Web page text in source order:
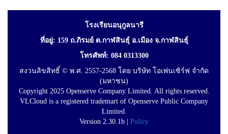
โรงเรียนอนุกูลนารี
ที่อยู่: 159 ถ.ภิรมย์ ต.กาฬสินธุ์ อ.เมือง จ.กาฬสินธุ์
โทรศัพท์: 084 0313300
สงวนลิขสิทธิ์ © พ.ศ. 2557-2568 โดย บริษัท โอเพ่นเซิร์ฟ จำกัด
(มหาชน)
Copyright 2025 Openserve Company Limited. All rights reserved.
VLCloud is a registered trademart of Openserve Public Company
Limited.
Version 2.30.1b | Policy